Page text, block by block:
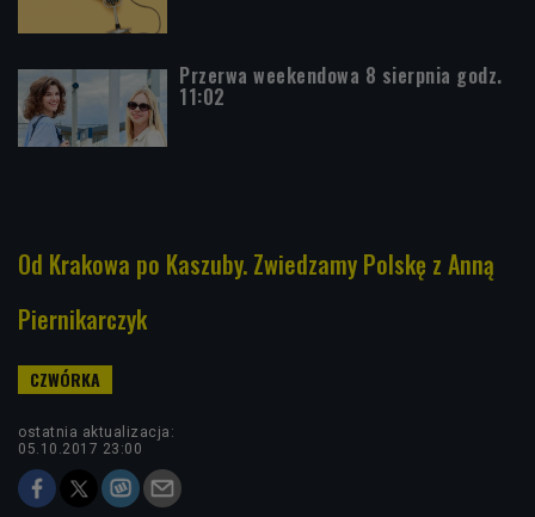
Przerwa weekendowa 8 sierpnia godz.
11:02
Od Krakowa po Kaszuby. Zwiedzamy Polskę z Anną
Piernikarczyk
ostatnia aktualizacja:
05.10.2017 23:00